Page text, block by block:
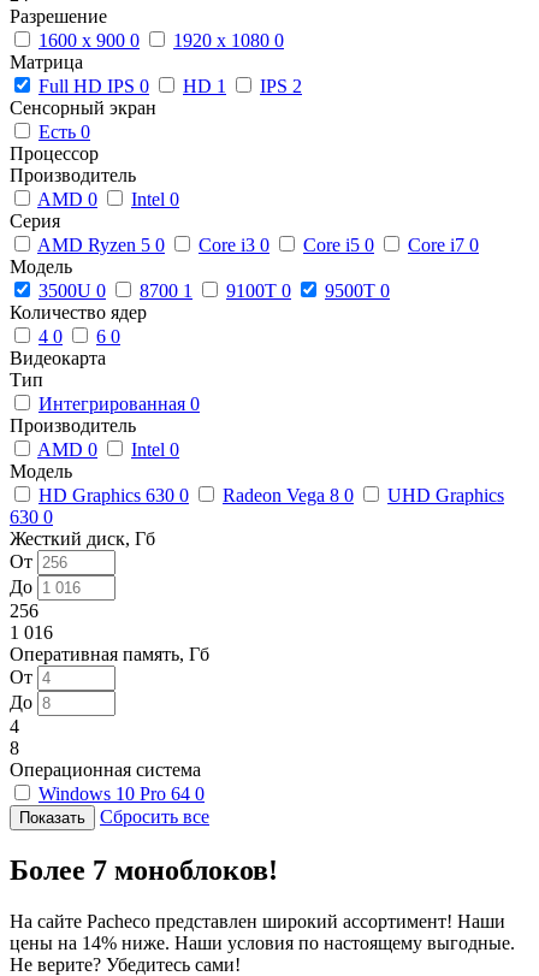
Разрешение
1600 x 900 0 1920 x 1080 0
Матрица
Full HD IPS 0 HD 1 IPS 2
Сенсорный экран
Есть 0
Процессор
Производитель
AMD 0 Intel 0
Серия
AMD Ryzen 5 0 Core i3 0 Core i5 0 Core i7 0
Модель
3500U 0 8700 1 9100T 0 9500T 0
Количество ядер
4 0 6 0
Видеокарта
Тип
Интегрированная 0
Производитель
AMD 0 Intel 0
Модель
HD Graphics 630 0 Radeon Vega 8 0
UHD Graphics
630 0
Жесткий диск, Гб
От
До
256
1 016
Оперативная память, Гб
От
До
4
8
Операционная система
Windows 10 Pro 64 0
Сбросить все
Более 7 моноблоков!
На сайте Pacheco представлен широкий ассортимент! Наши
цены на 14% ниже. Наши условия по настоящему выгодные.
Не верите? Убедитесь сами!